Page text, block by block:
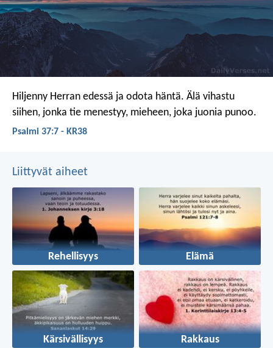
Hiljenny Herran edessä ja odota häntä. Älä vihastu
siihen, jonka tie menestyy, mieheen, joka juonia punoo.
Psalmi 37:7 - KR38
Liittyvät aiheet
Rehellisyys Elämä
Kärsivällisyys Rakkaus